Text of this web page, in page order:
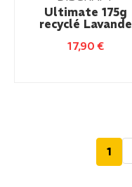
Ultimate 175g
recyclé Lavande
17,90€
1